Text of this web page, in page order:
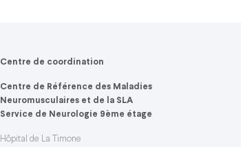
Centre de coordination
Centre de Référence des Maladies
Neuromusculaires et de la SLA
Service de Neurologie 9ème étage
Hôpital de La Timone